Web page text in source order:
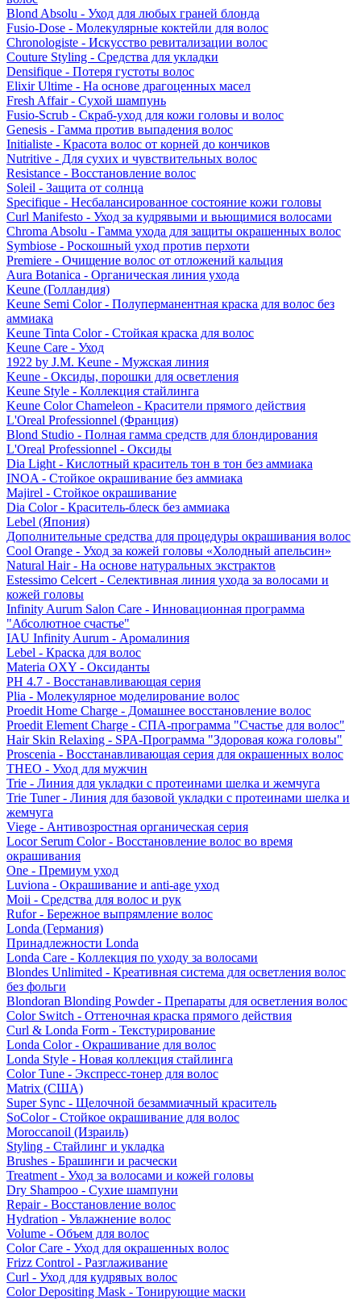
Blond Absolu - Уход для любых граней блонда
Fusio-Dose - Молекулярные коктейли для волос
Chronologiste - Искусство ревитализации волос
Couture Styling - Средства для укладки
Densifique - Потеря густоты волос
Elixir Ultime - На основе драгоценных масел
Fresh Affair - Сухой шампунь
Fusio-Scrub - Скраб-уход для кожи головы и волос
Genesis - Гамма против выпадения волос
Initialiste - Красота волос от корней до кончиков
Nutritive - Для сухих и чувствительных волос
Resistance - Восстановление волос
Soleil - Защита от солнца
Specifique - Несбалансированное состояние кожи головы
Curl Manifesto - Уход за кудрявыми и вьющимися волосами
Chroma Absolu - Гамма ухода для защиты окрашенных волос
Symbiose - Роскошный уход против перхоти
Premiere - Очищение волос от отложений кальция
Aura Botanica - Органическая линия ухода
Keune (Голландия)
Keune Semi Color - Полуперманентная краска для волос без
аммиака
Keune Tinta Color - Стойкая краска для волос
Keune Care - Уход
1922 by J.M. Keune - Мужская линия
Keune - Оксиды, порошки для осветления
Keune Style - Коллекция стайлинга
Keune Color Chameleon - Красители прямого действия
L'Oreal Professionnel (Франция)
Blond Studio - Полная гамма средств для блондирования
L'Oreal Professionnel - Оксиды
Dia Light - Кислотный краситель тон в тон без аммиака
INOA - Стойкое окрашивание без аммиака
Majirel - Стойкое окрашивание
Dia Color - Краситель-блеск без аммиака
Lebel (Япония)
Дополнительные средства для процедуры окрашивания волос
Cool Orange - Уход за кожей головы «Холодный апельсин»
Natural Hair - На основе натуральных экстрактов
Estessimo Celcert - Селективная линия ухода за волосами и
кожей головы
Infinity Aurum Salon Care - Инновационная программа
"Абсолютное счастье"
IAU Infinity Aurum - Аромалиния
Lebel - Краска для волос
Materia OXY - Оксиданты
PH 4.7 - Восстанавливающая серия
Plia - Молекулярное моделирование волос
Proedit Home Charge - Домашнее восстановление волос
Proedit Element Charge - СПА-программа "Счастье для волос"
Hair Skin Relaxing - SPA-Программа "Здоровая кожа головы"
Proscenia - Восстанавливающая серия для окрашенных волос
THEO - Уход для мужчин
Trie - Линия для укладки с протеинами шелка и жемчуга
Trie Tuner - Линия для базовой укладки с протеинами шелка и
жемчуга
Viege - Антивозростная органическая серия
Locor Serum Color - Восстановление волос во время
окрашивания
One - Премиум уход
Luviona - Окрашивание и anti-age уход
Moii - Средства для волос и рук
Rufor - Бережное выпрямление волос
Londa (Германия)
Принадлежности Londa
Londa Care - Коллекция по уходу за волосами
Blondes Unlimited - Креативная система для осветления волос
без фольги
Blondoran Blonding Powder - Препараты для осветления волос
Color Switch - Оттеночная краска прямого действия
Curl & Londa Form - Текстурирование
Londa Color - Окрашивание для волос
Londa Style - Новая коллекция стайлинга
Color Tune - Экспресс-тонер для волос
Matrix (США)
Super Sync - Щелочной безаммиачный краситель
SoColor - Стойкое окрашивание для волос
Moroccanoil (Израиль)
Styling - Стайлинг и укладка
Brushes - Брашинги и расчески
Treatment - Уход за волосами и кожей головы
Dry Shampoo - Сухие шампуни
Repair - Восстановление волос
Hydration - Увлажнение волос
Volume - Объем для волос
Color Care - Уход для окрашенных волос
Frizz Control - Разглаживание
Curl - Уход для кудрявых волос
Color Depositing Mask - Тонирующие маски